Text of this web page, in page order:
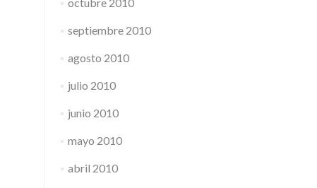
septiembre 2010
agosto 2010
julio 2010
junio 2010
mayo 2010
abril 2010